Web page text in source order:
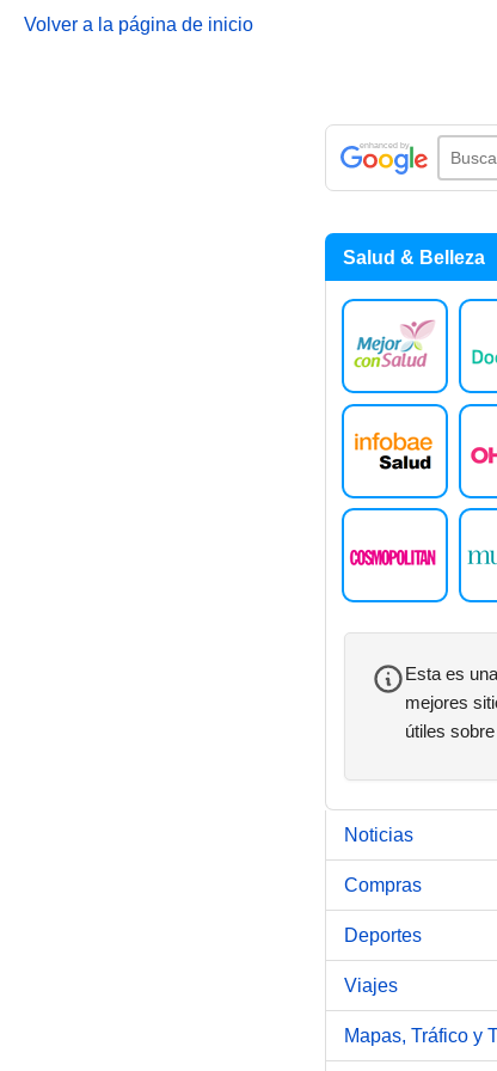
Volver a la página de inicio
Salud & Belleza
Esta es
mejores
útiles
Noticias
Compras
Deportes
Viajes
Mapas, Tráfico y